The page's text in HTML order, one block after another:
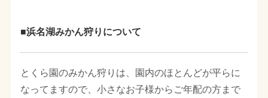
■浜名湖みかん狩りについて
とくら園のみかん狩りは、園内のほとんどが平らに
なってますので、小さなお子様からご年配の方まで